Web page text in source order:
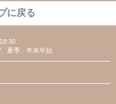
に戻る
夏季、年末年始